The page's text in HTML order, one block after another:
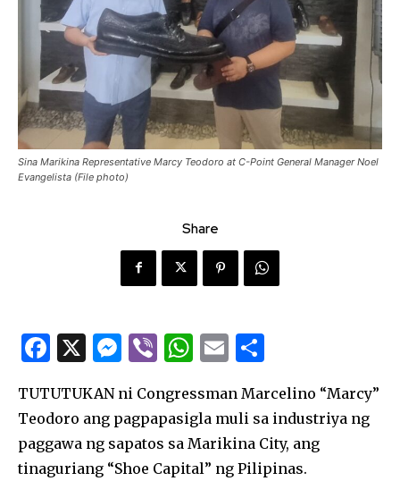
Sina Marikina Representative Marcy Teodoro at C-Point General Manager Noel
Evangelista (File photo)
Share
F
c
e
b
X M
se
n
g
Vi
er
W
at
s
A
E
ai
l
ar
e
TUTUTUKAN ni Congressman Marcelino “Marcy”
Teodoro ang pagpapasigla muli sa industriya ng
paggawa ng sapatos sa Marikina City, ang
tinaguriang “Shoe Capital” ng Pilipinas.